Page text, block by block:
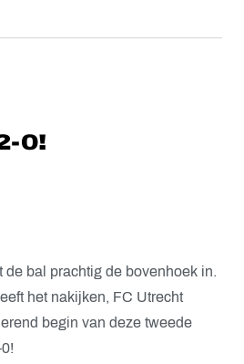
0!
bal prachtig de bovenhoek in.
het nakijken, FC Utrecht
begin van deze tweede